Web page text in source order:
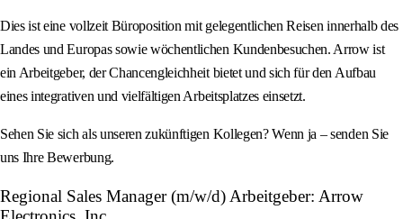
Dies ist eine vollzeit Büroposition mit gelegentlichen Reisen innerhalb des
Landes und Europas sowie wöchentlichen Kundenbesuchen. Arrow ist
ein Arbeitgeber, der Chancengleichheit bietet und sich für den Aufbau
eines integrativen und vielfältigen Arbeitsplatzes einsetzt.
Sehen Sie sich als unseren zukünftigen Kollegen? Wenn ja – senden Sie
uns Ihre Bewerbung.
Regional Sales Manager (m/w/d) Arbeitgeber: Arrow